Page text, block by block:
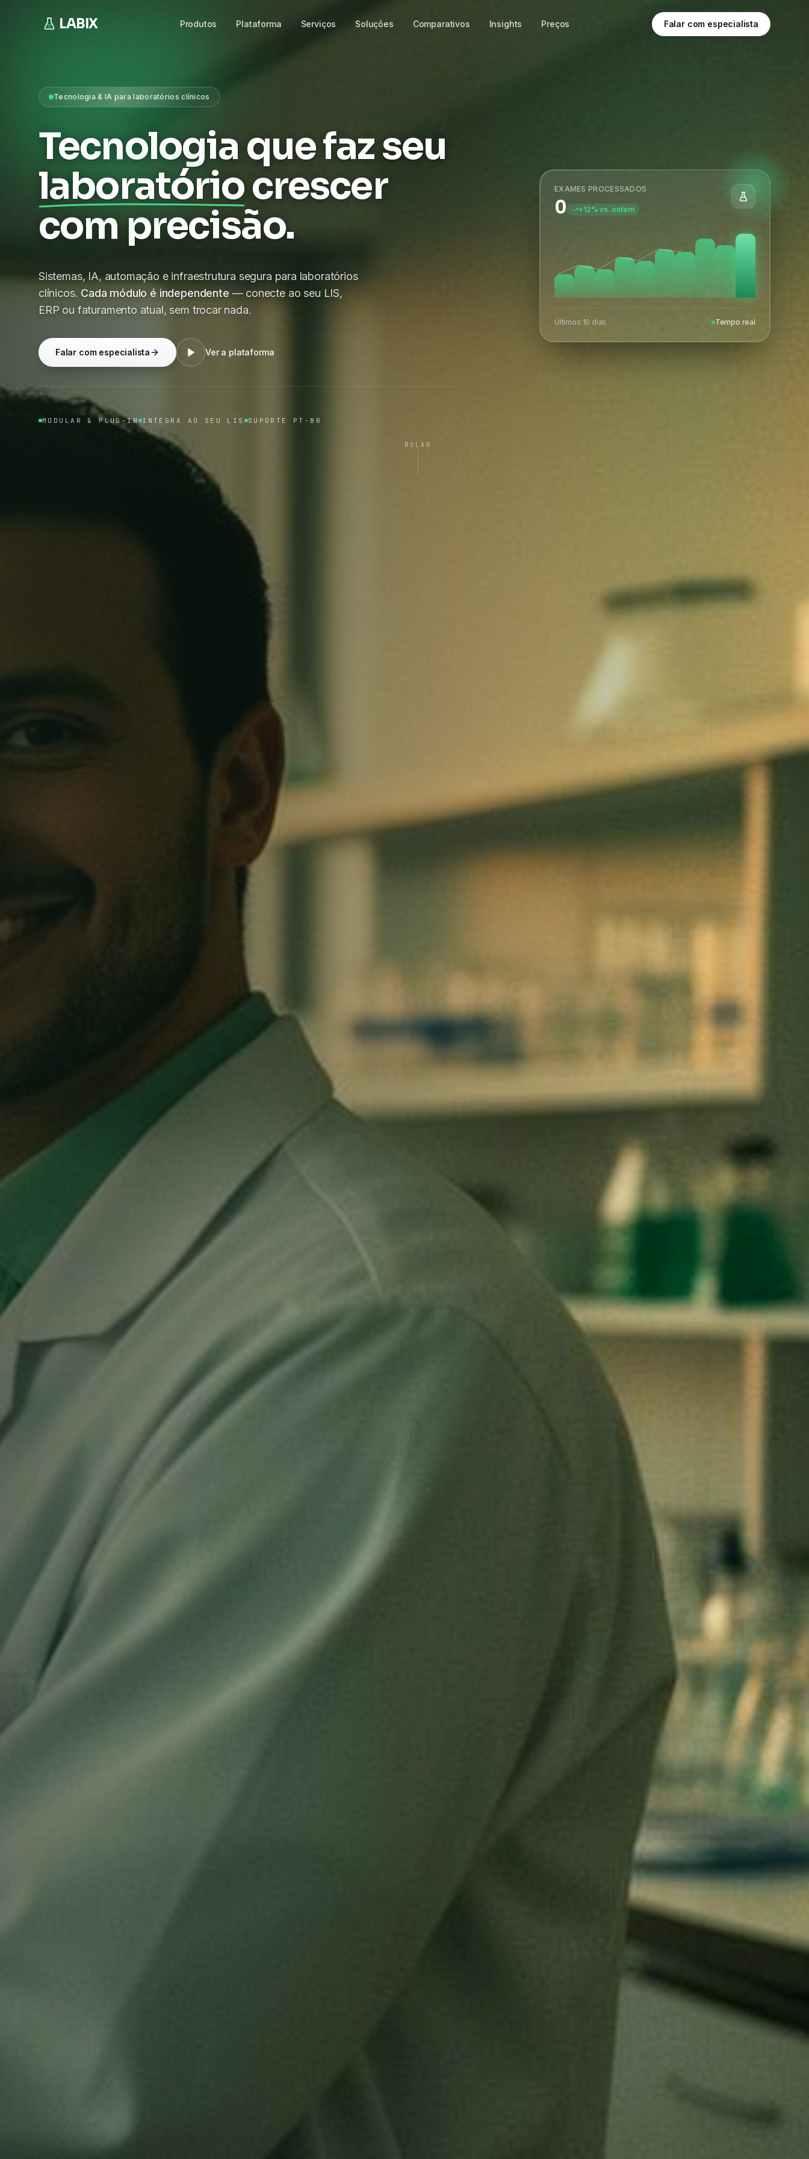
LABIX Produtos Plataforma Serviços Soluções Comparativos Insights Preços Falar com especialista
Tecnologia & IA para laboratórios clínicos
Tecnologia que faz seu
laboratóriocrescer
com precisão.
Sistemas, IA, automação e infraestrutura segura para laboratórios
clínicos. Cada módulo é independente — conecte ao seu LIS,
ERP ou faturamento atual, sem trocar nada.
Falar com especialista Ver a plataforma
MODULAR & PLUG-IN INTEGRA AO SEU LIS SUPORTE PT-BR
EXAMES PROCESSADOS
0 +12% vs. ontem
Últimos 10 dias Tempo real
ROLAR